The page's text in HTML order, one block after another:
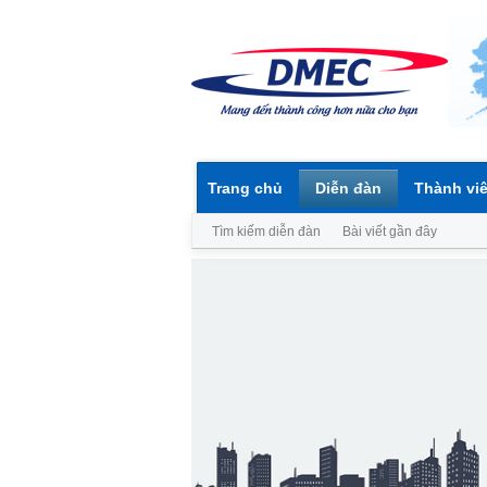
Trang chủ Diễn đàn
Tìm kiếm diễn đàn Bài viết gần đây
Thành